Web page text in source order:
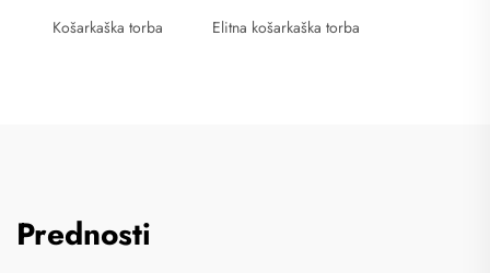
Košarkaška torba Elitna košarkaška torba
Prednosti